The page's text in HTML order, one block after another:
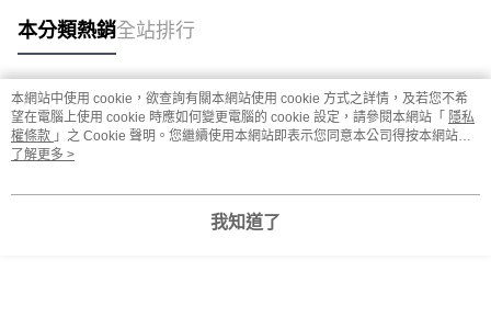
本分類熱銷全站排行
熱門標籤
本網站中使用 cookie，欲查詢有關本網站使用 cookie 方式之詳情，及若您不希
望在電腦上使用 cookie 時應如何變更電腦的 cookie 設定，請參閱本網站「 隱私
權條款 」之 Cookie 聲明。您繼續使用本網站即表示您同意本公司得按本網站使
用條款之 Cookie 聲明使用 cookie。
了解更多 >
我知道了